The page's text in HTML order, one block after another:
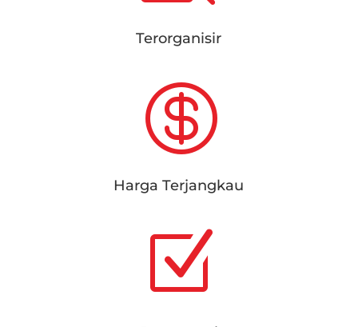
Terorganisir

Harga Terjangkau
Z